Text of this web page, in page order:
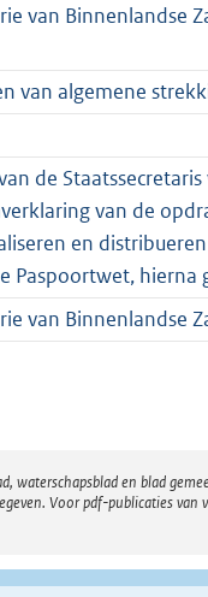
van Binnenlandse
van algemene
de
van de
en
Paspoortwet, hierna
van Binnenlandse
en blad
Voor pdf-publicaties